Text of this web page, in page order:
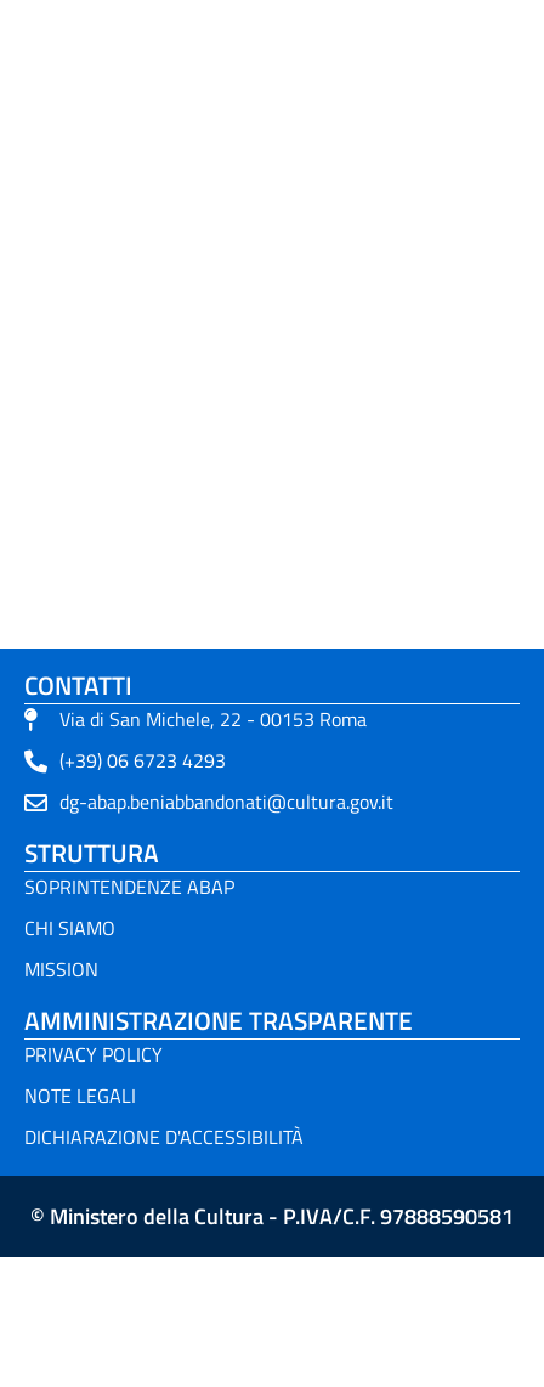
CONTATTI
Via di San Michele, 22 - 00153 Roma
(+39) 06 6723 4293
dg-abap.beniabbandonati@cultura.gov.it
STRUTTURA
SOPRINTENDENZE ABAP
CHI SIAMO
MISSION
AMMINISTRAZIONE TRASPARENTE
PRIVACY POLICY
NOTE LEGALI
DICHIARAZIONE D'ACCESSIBILITÀ
© Ministero della Cultura - P.IVA/C.F. 97888590581